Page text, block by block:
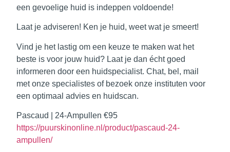
een gevoelige huid is indeppen voldoende!
Laat je adviseren! Ken je huid, weet wat je smeert!
Vind je het lastig om een keuze te maken wat het
beste is voor jouw huid? Laat je dan écht goed
informeren door een huidspecialist. Chat, bel, mail
met onze specialistes of bezoek onze instituten voor
een optimaal advies en huidscan.
Pascaud | 24-Ampullen €95
https://puurskinonline.nl/product/pascaud-24-
ampullen/